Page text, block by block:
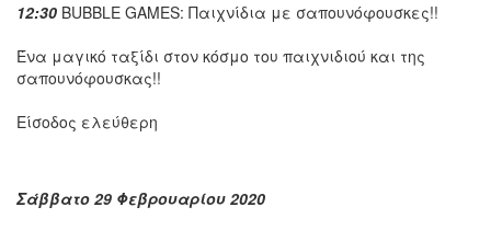
12:30 BUBBLE GAMES: Παιχνίδια με σαπουνόφουσκες!!
Ένα μαγικό ταξίδι στον κόσμο του παιχνιδιού και της
σαπουνόφουσκας!!
Είσοδος ελεύθερη
Σάββατο 29 Φεβρουαρίου 2020